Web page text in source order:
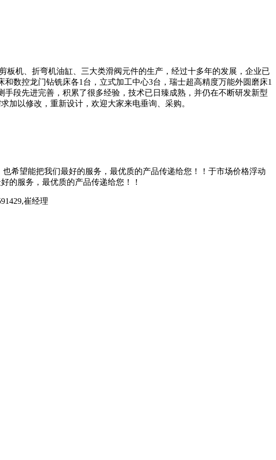
机、折弯机油缸、三大类滑阀元件的生产，经过十多年的发展，企业已
数控龙门钻铣床各1台，立式加工中心3台，瑞士超高精度万能外圆磨床1
段先进完善，积累了很多经验，技术已日臻成熟，并仍在不断研发新型
加以修改，重新设计，欢迎大家来电垂询、采购。
希望能把我们最好的服务，最优质的产品传递给您！！于市场价格浮动
的服务，最优质的产品传递给您！！
崔经理